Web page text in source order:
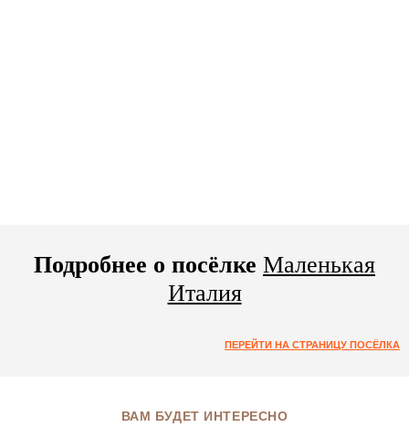
Подробнее о посёлке Маленькая
Италия
ПЕРЕЙТИ НА СТРАНИЦУ ПОСЁЛКА
ВАМ БУДЕТ ИНТЕРЕСНО